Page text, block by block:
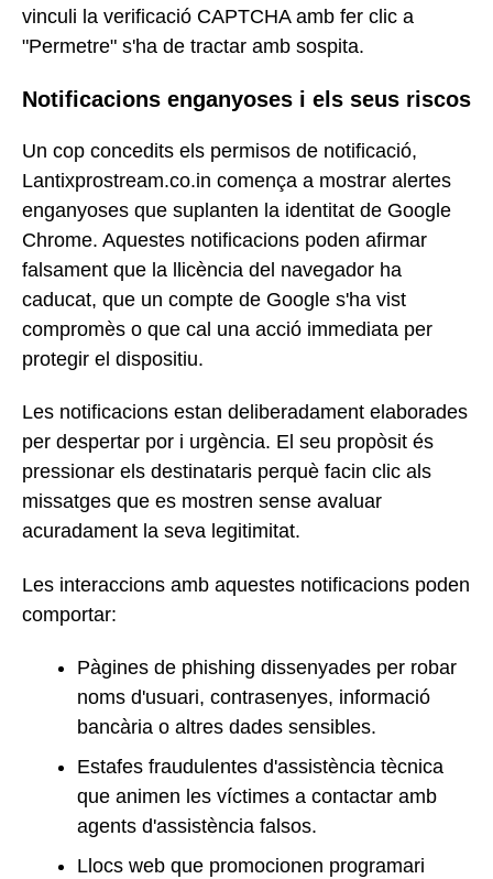
vinculi la verificació CAPTCHA amb fer clic a
"Permetre" s'ha de tractar amb sospita.
Notificacions enganyoses i els seus riscos
Un cop concedits els permisos de notificació,
Lantixprostream.co.in comença a mostrar alertes
enganyoses que suplanten la identitat de Google
Chrome. Aquestes notificacions poden afirmar
falsament que la llicència del navegador ha
caducat, que un compte de Google s'ha vist
compromès o que cal una acció immediata per
protegir el dispositiu.
Les notificacions estan deliberadament elaborades
per despertar por i urgència. El seu propòsit és
pressionar els destinataris perquè facin clic als
missatges que es mostren sense avaluar
acuradament la seva legitimitat.
Les interaccions amb aquestes notificacions poden
comportar:
Pàgines de phishing dissenyades per robar
noms d'usuari, contrasenyes, informació
bancària o altres dades sensibles.
Estafes fraudulentes d'assistència tècnica
que animen les víctimes a contactar amb
agents d'assistència falsos.
Llocs web que promocionen programari